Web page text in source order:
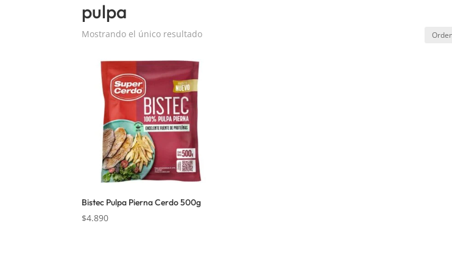
pulpa
Mostrando el único resultado
Bistec Pulpa Pierna Cerdo 500g
$4.890